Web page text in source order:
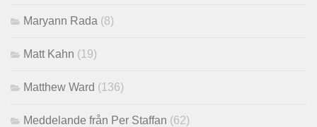
Maryann Rada (8)
Matt Kahn (19)
Matthew Ward (136)
Meddelande från Per Staffan (62)